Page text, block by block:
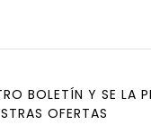
BOLETÍN Y SE LA
OFERTAS